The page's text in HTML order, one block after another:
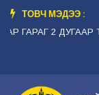
ТОВЧ МЭДЭЭ :
ГАРАГ 2 ДУГААР